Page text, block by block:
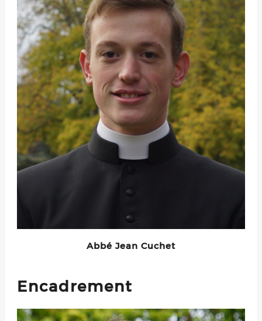
Abbé Jean Cuchet
Encadrement